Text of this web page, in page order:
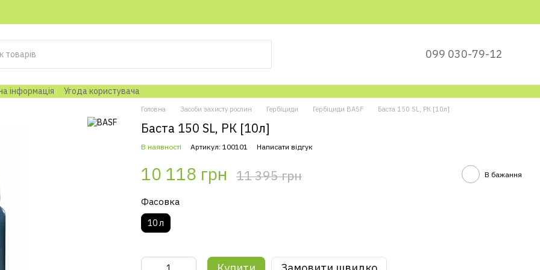
099 030-79-12
інформація Угода користувача
Головна Засоби захисту рослин Гербіциди Гербіциди BASF Баста 150 SL, РК [10л]
Баста 150 SL, РК [10л]
В наявності Артикул: 100101 Написати відгук
10 118 грн 11 395 грн В бажання
Фасовка
10 л